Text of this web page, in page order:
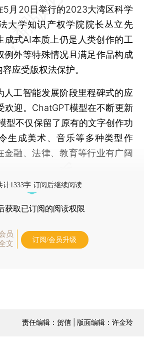
5月20日举行的2023大湾区科学
大学知识产权学院院长丛立先
成式AI本质上仍是人类创作的工
例外等特殊情况且满足作品构成
应受版权法保护。
工智能发展阶段里程碑式的应
欢迎。ChatGPT模型在不断更新
型不仅保留了原有的文字创作功
生成美术、音乐等多种类型作
金融、法律、教育等行业有广阔
计1333字 订阅后继续阅读
获取已订阅的阅读权限
员
文
订阅/会员升级
责任编辑：贺信 | 版面编辑：许金玲